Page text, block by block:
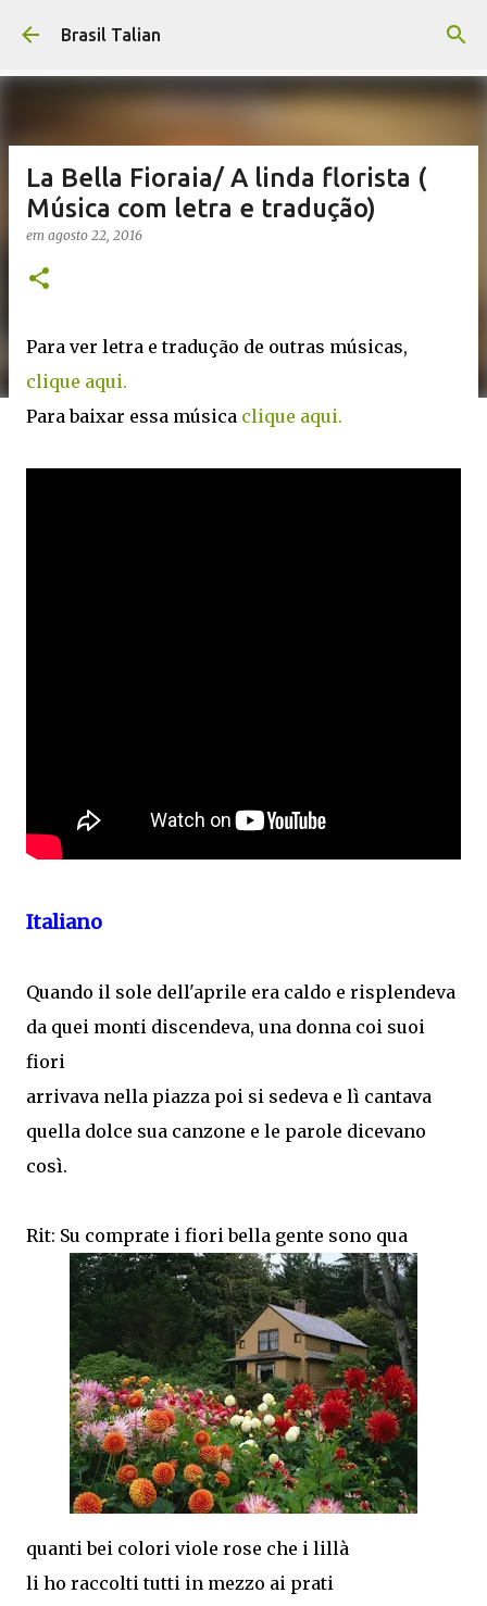
Pular para o conteúdo principal
Brasil Talian
La Bella Fioraia/ A linda florista (
Música com letra e tradução)
em agosto 22, 2016
Para ver letra e tradução de outras músicas,
clique aqui.
Para baixar essa música clique aqui.
Italiano
Quando il sole dell'aprile era caldo e risplendeva
da quei monti discendeva, una donna coi suoi
fiori
arrivava nella piazza poi si sedeva e lì cantava
quella dolce sua canzone e le parole dicevano
così.
Rit: Su comprate i fiori bella gente sono qua
quanti bei colori viole rose che i lillà
li ho raccolti tutti in mezzo ai prati